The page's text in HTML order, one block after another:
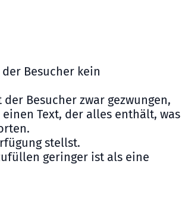
Besucher kein
Besucher zwar gezwungen,
Text, der alles enthält, was
stellst.
geringer ist als eine